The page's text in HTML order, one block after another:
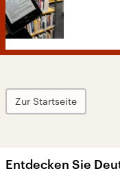
Zur Startseite
Entdecken Sie